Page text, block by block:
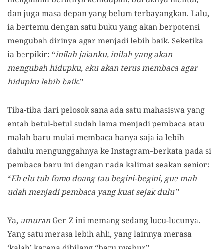
dan juga masa depan yang belum terbayangkan. Lalu,
ia bertemu dengan satu buku yang akan berpotensi
mengubah dirinya agar menjadi lebih baik. Seketika
ia berpikir: “inilah jalanku, inilah yang akan
mengubah hidupku, aku akan terus membaca agar
hidupku lebih baik.”
Tiba-tiba dari pelosok sana ada satu mahasiswa yang
entah betul-betul sudah lama menjadi pembaca atau
malah baru mulai membaca hanya saja ia lebih
dahulu mengunggahnya ke Instagram–berkata pada si
pembaca baru ini dengan nada kalimat seakan senior:
“Eh elu tuh fomo doang tau begini-begini, gue mah
udah menjadi pembaca yang kuat sejak dulu.”
Ya, umuran Gen Z ini memang sedang lucu-lucunya.
Yang satu merasa lebih ahli, yang lainnya merasa